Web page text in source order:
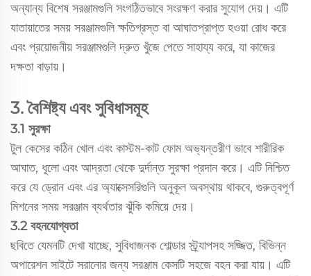
অন্যান্য বিশেষ সরঞ্জামগুলি সংগঠিতভাবে সংরক্ষণ করার সুযোগ দেয়। এটি
যাতায়াতের সময় সরঞ্জামগুলি ক্ষতিগ্রস্ত বা আঘাতপ্রাপ্ত হওয়া রোধ করে
এবং প্রয়োজনীয় সরঞ্জামগুলি দ্রুত খুঁজে পেতে সাহায্য করে, যা কাজের
দক্ষতা বাড়ায়।
3. বৈশিষ্ট্য এবং সুবিধাসমূহ
3.1 সুরক্ষা
টুল কেসের কঠিন খোল এবং কাস্টম-কাট ফোম অভ্যন্তরীণ ভাবে শারীরিক
আঘাত, ধূলো এবং আদ্রতা থেকে দুর্দান্ত সুরক্ষা প্রদান করে। এটি নিশ্চিত
করে যে ড্রোন এবং এর অ্যাক্সেসরিগুলি অনুকূল অবস্থায় থাকবে, গুরুত্বপূর্ণ
মিশনের সময় সরঞ্জাম ব্যর্থতার ঝুঁকি কমিয়ে দেয়।
3.2 বহনযোগ্যতা
ছবিতে যেমনটি দেখা যাচ্ছে, সুবিধাজনক শোল্ডার স্ট্র্যাপসহ সজ্জিত, বিভিন্ন
অপারেশন সাইটে সরানোর জন্য সরঞ্জাম কেসটি সহজে বহন করা যায়। এটি